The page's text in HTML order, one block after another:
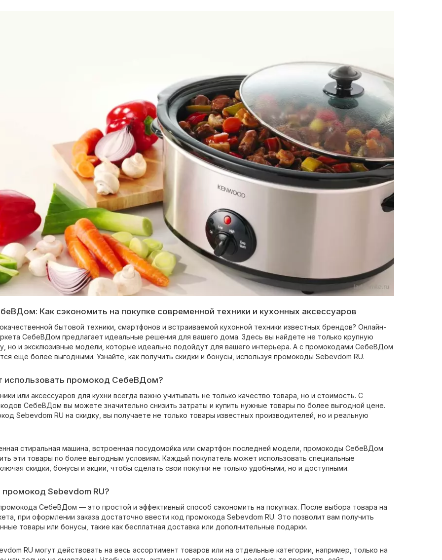
Как сэкономить на покупке современной техники и кухонных аксессуаров
бытовой техники, смартфонов и встраиваемой кухонной техники известных брендов? Онлайн-
СебеВДом предлагает идеальные решения для вашего дома. Здесь вы найдете не только крупную
но и эксклюзивные модели, которые идеально подойдут для вашего интерьера. А с промокодами СебеВДом
ещё более выгодными. Узнайте, как получить скидки и бонусы, используя промокоды Sebevdom RU.
использовать промокод СебеВДом?
или аксессуаров для кухни всегда важно учитывать не только качество товара, но и стоимость. С
СебеВДом вы можете значительно снизить затраты и купить нужные товары по более выгодной цене.
Sebevdom RU на скидку, вы получаете не только товары известных производителей, но и реальную
стиральная машина, встроенная посудомойка или смартфон последней модели, промокоды СебеВДом
эти товары по более выгодным условиям. Каждый покупатель может использовать специальные
скидки, бонусы и акции, чтобы сделать свои покупки не только удобными, но и доступными.
промокод Sebevdom RU?
СебеВДом — это простой и эффективный способ сэкономить на покупках. После выбора товара на
при оформлении заказа достаточно ввести код промокода Sebevdom RU. Это позволит вам получить
товары или бонусы, такие как бесплатная доставка или дополнительные подарки.
RU могут действовать на весь ассортимент товаров или на отдельные категории, например, только на